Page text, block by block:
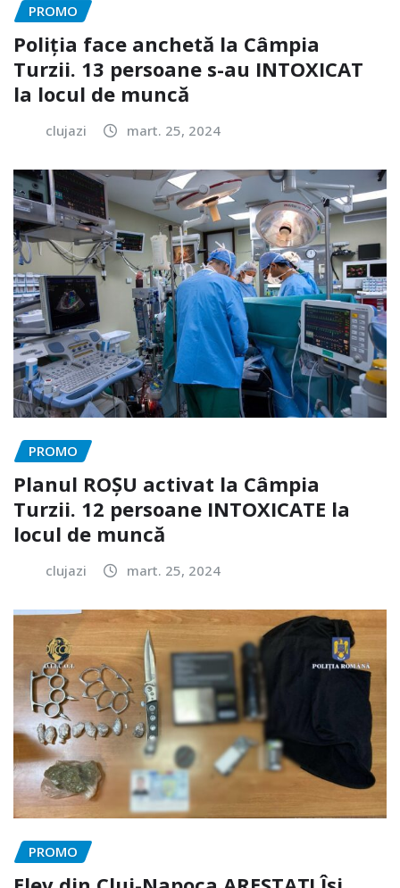
PROMO
Poliția face anchetă la Câmpia
Turzii. 13 persoane s-au INTOXICAT
la locul de muncă
clujazi mart. 25, 2024
PROMO
Planul ROȘU activat la Câmpia
Turzii. 12 persoane INTOXICATE la
locul de muncă
clujazi mart. 25, 2024
PROMO